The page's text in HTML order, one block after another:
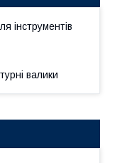
інструментів
валики